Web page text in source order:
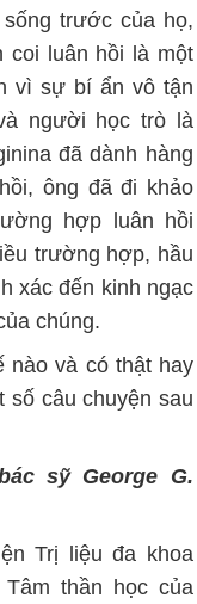
trước của họ,
coi luân hồi là một
vì sự bí ẩn vô tận
người học trò là
đã dành hàng
ông đã đi khảo
hợp luân hồi
trường hợp, hầu
xác đến kinh ngạc
chúng.
nào và có thật hay
số câu chuyện sau
sỹ George G.
Trị liệu đa khoa
thần học của